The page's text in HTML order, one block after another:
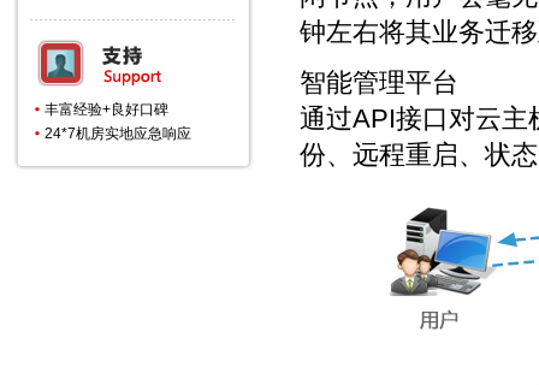
丰富经验+良好口碑
24*7机房实地应急响应
钟左右将其业务迁
智能管理平台
通过API接口对云主
份、远程重启、状